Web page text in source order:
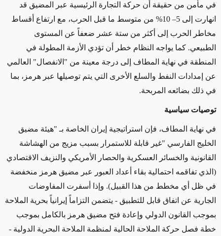
في مأمن من حقيقة أن حركة التجارة الرئيسية عبر المضيق قد
انهارت إلى 5– 10%
من متوسط ما قبل الحرب، مع ارتفاع أقساط
مخاطر الحرب إلى أكثر من ستة عشر ضعفاً عن المستوى
الطبيعي. كما يواجه النظام خطر أن تؤدي الأزمة المطولة في
المنطقة في نهاية المطاف إلى درجة معينة من "الانفصال" العالمي
عن إمدادات النفط والسلع الأخرى التي يتم توصيلها عبر هرمز، بما
في ذلك بضائعه المربحة.
توصيات سياسية
في نهاية المطاف، فإن استراتيجية إيران الخاصة بـ "هيئة مضيق
الخليج الفارسي "غير قابلة للاستمرار بسبب مزيج من الهشاشة
القانونية والخسائر العسكرية والحصار الأمريكي والنزيف الاقتصادي
(الذي تفاقمه احتمالية بقاء أعداد العبور عبر مضيق هرمز منخفضة
في ظل أي مخطط من هذا القبيل). وإذا أسفرت المفاوضات
الجارية عن اتفاق قابل للتطبيق - يتضمن التزاماً إيرانياً بحرية الملاحة
بموجب القانون الدولي وإعادة فتح مضيق هرمز بالكامل بموجب
خطة فصل حركة الملاحة الحالية لمنظمة الملاحة البحرية الدولية -